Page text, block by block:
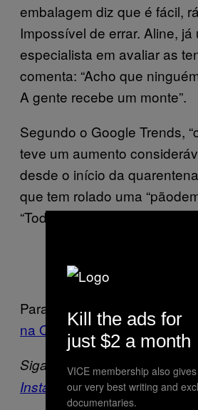
embalagem diz que é fácil,
Impossível de errar. Aline,
especialista em avaliar as
comenta: “Acho que
A gente recebe um monte”.
Segundo o Google Trends,
teve um aumento
desde o início da
que tem rolado uma
“Todo mundo faz besteira
FCvnakY/
Para ver mais posts, visite o
na Quarentena.
Siga a VICE Brasilno
InstagrameYouTube.
Kill the ads for
just $2 a month
VICE membership also
our very best writing and
documentaries.